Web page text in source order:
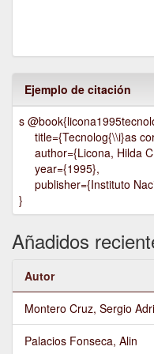
Ejemplo de citación
s
title={Tecnolog{\\i}as
author={Licona, Hilda
year={1995},
publisher={Instituto
}
Añadidos
Autor
Montero Cruz, Sergio
Palacios Fonseca, Alin